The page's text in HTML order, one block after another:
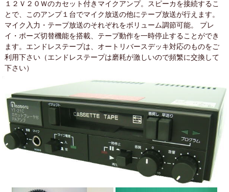
１２Ｖ２０Ｗのカセット付きマイクアンプ。スピーカを接続するこ
とで、このアンプ１台でマイク放送の他にテープ放送が行えます。
マイク入力・テープ放送のそれぞれをボリューム調節可能。 プレ
イ・ポーズ切替機能を搭載、テープ動作を一時停止することができ
ます。エンドレステープは、オートリバースデッキ対応のものをご
利用下さい（エンドレステープは磨耗が激しいので頻繁に交換して
下さい）